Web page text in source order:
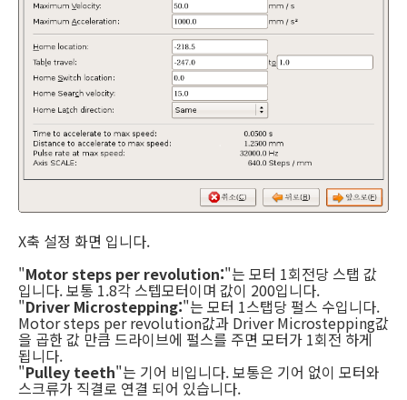
X축 설정 화면 입니다.
"Motor steps per revolution:"는 모터 1회전당 스탭 값
입니다. 보통 1.8각 스텝모터이며 값이 200입니다.
"Driver Microstepping:"는 모터 1스탭당 펄스 수입니다.
Motor steps per revolution값과 Driver Microstepping값
을 곱한 값 만큼 드라이브에 펄스를 주면 모터가 1회전 하게
됩니다.
"Pulley teeth"는 기어 비입니다. 보통은 기어 없이 모터와
스크류가 직결로 연결 되어 있습니다.